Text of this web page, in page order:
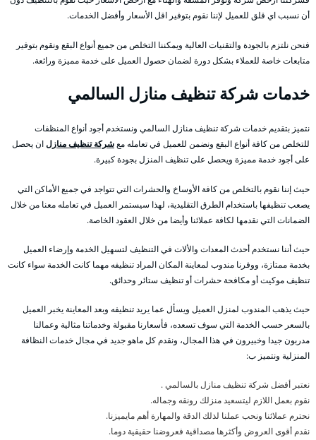
أن نسبب اي قلق للعميل لإننا نقوم بتوفير اقل الأسعار وأفضل الخدمات.
فنحن نلتزم بالجودة والتقنيات العالية ويمكننا التخلص من جميع أنواع البقع ونقوم بتوفير
متابعات خاصة للعملاء بشكل دورة لضمان حصول العميل على خدمة مميزة ورائعة.
خدمات شركة تنظيف منازل السالمي
نتميز بتقديم خدمات شركة تنظيف منازل السالمي ونستخدم أجود أنواع المنظفات
للتخلص من كافة أنواع البقع ونضمن للعميل في تعامله معشركة تنظيف منازلان يحصل
على أجود خدمة مميزة ويحصل على تنظيف المنزل بجودة كبيرة.
حيث إننا نقوم بالتخلص من كافة الأوساخ والحشرات التي تتواجد في جميع الأماكن التي
يصعب تنظيفها باستخدام الطرق التقليدية، لهذا سيستمر العميل في تعامله معنا من خلال
الضمانات التي نقدمها لكافة عملائنا وأيضا من خلال العقود الخاصة.
حيث أننا نستخدم أحدث المعدات والألات في التنظيف لتسهيل الخدمة وإرضاء العميل
بخدمة ممتازة، ووفرنا مندوب لمعاينة المكان المراد تنظيفه مهما كانت الخدمة سواء كانت
تنظيف موكيت أو مكافحة حشرات أو تنظيف ستائر وحدائق.
حيث يذهب المندوب لمنزل العميل ويسأل عما يريد تنظيفه وبعد المعاينة يخبر العميل
بالسعر حسب الخدمة التي سوف تسعده، فأسعارنا مقبولة وخدماتنا مثالية وعمالنا
مدربون جيدا وخبيرون في هذا المجال، ونقدم كل ماهو جديد في مجال خدمات النظافة
المنزلية ونتميز ب:
نعتبر أفضل شركة تنظيف منازل بالسالمي .
نقوم بعمل اللازم ليتسعيد منزلك رونقه وجماله.
نحترم عملائنا ونحب عملنا لذلك الدقة والمهارة أهم مايميزنا.
نقدم أقوى العروض وأكثرها مصداقية فعروضنا حقيقية دوما.